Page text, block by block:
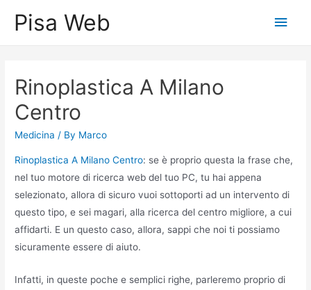
Pisa Web
Main
Rinoplastica A Milano
Centro
Medicina / By Marco
Rinoplastica A Milano Centro: se è proprio questa la frase che,
nel tuo motore di ricerca web del tuo PC, tu hai appena
selezionato, allora di sicuro vuoi sottoporti ad un intervento di
questo tipo, e sei magari, alla ricerca del centro migliore, a cui
affidarti. E un questo caso, allora, sappi che noi ti possiamo
sicuramente essere di aiuto.
Infatti, in queste poche e semplici righe, parleremo proprio di